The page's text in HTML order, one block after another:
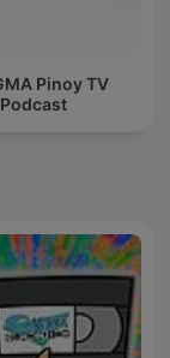
Pinoy TV
Podcast